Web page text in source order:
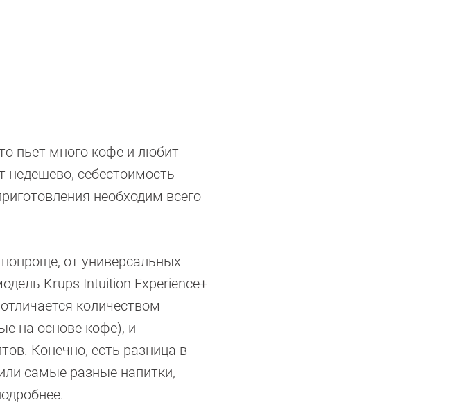
пьет много кофе и любит
недешево, себестоимость
необходим всего
от универсальных
Krups Intuition Experience+
количеством
на основе кофе), и
Конечно, есть разница в
самые разные напитки,